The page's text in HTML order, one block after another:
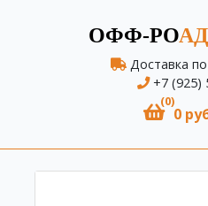
ОФФ-РО
Доставка
+7 (925)
(0)
0